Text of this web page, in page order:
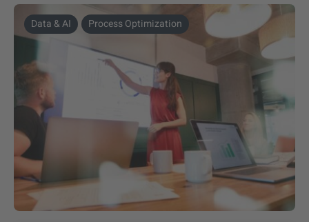
Data & AI Process Optimization